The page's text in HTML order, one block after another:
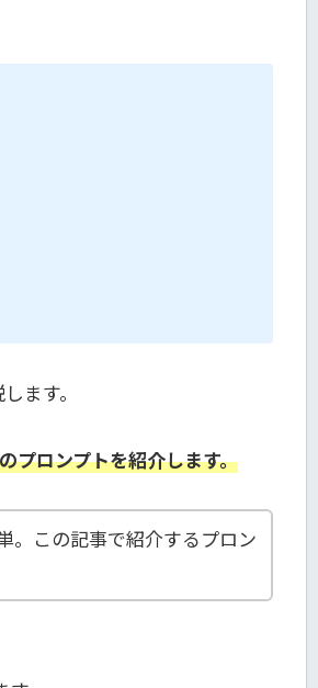
ます。
プロンプトを紹介します。
。この記事で紹介するプロン